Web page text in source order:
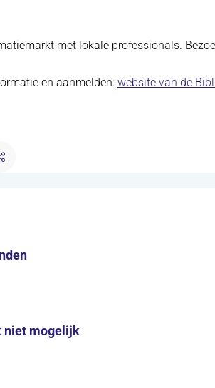
met lokale professionals.
en aanmelden: website van de
niet mogelijk